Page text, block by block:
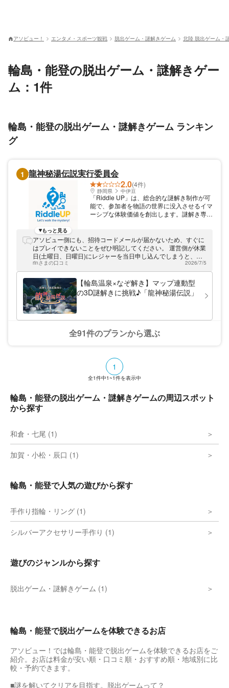
アソビュー！ エンタメ・スポーツ観戦 脱出ゲーム・謎解きゲーム 北陸 脱出ゲーム・
輪島・能登の脱出ゲーム・謎解きゲー
ム：1件
輪島・能登の脱出ゲーム・謎解きゲーム ランキン
グ
1 龍神秘湯伝説実行委員会
2.0(4件)
静岡県 中伊豆
「Riddle UP」は、総合的な謎解き制作が可
能で、参加者を物語の世界に没入させるイマ
ーシブな体験価値を創出します。謎解き専用
Riddle UPでしか味わえないエキサイティン
グな謎解きの冒険をお楽しみください。
もっと見る
アソビュー側にも、招待コードメールが届かないため、すぐに
はプレイできないことをぜひ明記してください。 運営側が休業
日(土曜日、日曜日)にレジャーを当日申し込んでしまうと、問
い合わせ対応不可となり、料金を支払ったのにプレイできない
という事象が必ず発生し、払い損になります。 必ず数日前から
余裕を持って申し込み、土曜日、日曜日に当日申し込みは絶対
なさらないよう、アソビューのユーザー様の方々に強く警告い
たします。 追記：翌営業日に早速、運営様から連絡をいただき
キャンセルしてもらいました。当日は二重負担を覚悟して、別
会社のアプリにてこのアトラクションをプレイいたしました。
楽しくプレイすることができましたので、龍神秘湯伝説実行委
員会様のために評価を変更いたします。
rinさまの口コミ 2026/7/5
【輪島温泉×なぞ解き】マップ連動型
の3D謎解きに挑戦♪「龍神秘湯伝説」
全91件のプランから選ぶ
1
全1件中1~1件を表示中
輪島・能登の脱出ゲーム・謎解きゲームの周辺スポット
から探す
和倉・七尾 (1)
加賀・小松・辰口 (1)
輪島・能登で人気の遊びから探す
手作り指輪・リング (1)
シルバーアクセサリー手作り (1)
遊びのジャンルから探す
脱出ゲーム・謎解きゲーム (1)
輪島・能登で脱出ゲームを体験できるお店
アソビュー！では輪島・能登で脱出ゲームを体験できるお店をご
紹介。お店は料金が安い順・口コミ順・おすすめ順・地域別に比
較・予約できます。
■謎を解いてクリアを目指す。脱出ゲームって？